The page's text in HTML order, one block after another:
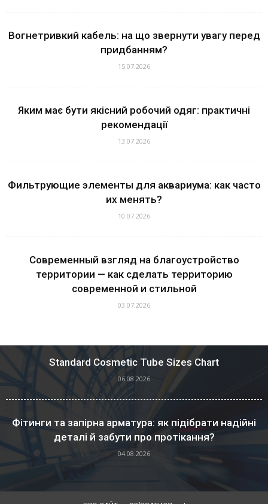
Вогнетривкий кабель: на що звернути увагу перед
придбанням?
15.07.2026
Яким має бути якісний робочий одяг: практичні
рекомендації
13.07.2026
Фильтрующие элементы для аквариума: как часто
их менять?
10.07.2026
Современный взгляд на благоустройство
территории — как сделать территорию
современной и стильной
03.07.2026
Standard Cosmetic Tube Sizes Chart
06.08.2026
Фітинги та запірна арматура: як підібрати надійні
деталі й забути про протікання?
04.08.2026